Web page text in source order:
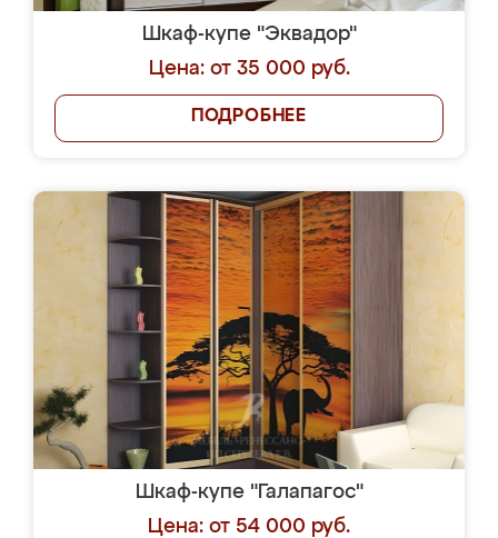
Шкаф-купе "Эквадор"
Цена: от 35 000 руб.
ПОДРОБНЕЕ
Шкаф-купе "Галапагос"
Цена: от 54 000 руб.